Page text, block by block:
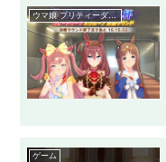
ウマ娘 プリティーダービー
ゲーム